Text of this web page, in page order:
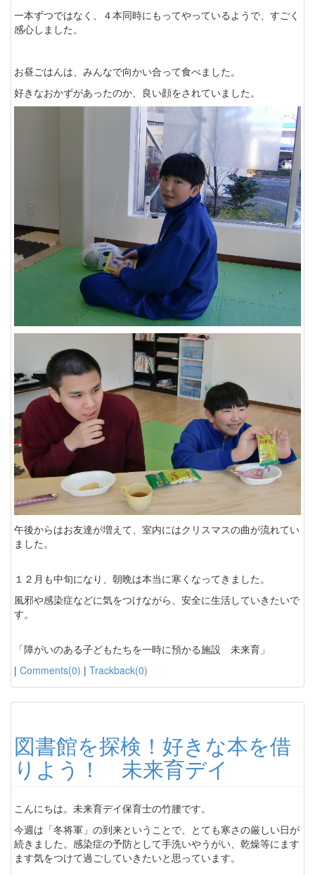
一本ずつではなく、４本同時にもってやっているようで、すごく
感心しました。
お昼ごはんは、みんなで向かい合って食べました。
好きなおかずがあったのか、良い顔をされていました。
午後からはお友達が増えて、室内にはクリスマスの曲が流れてい
ました。
１２月も中旬になり、朝晩は本当に寒くなってきました。
風邪や感染症などに気をつけながら、安全に生活していきたいで
す。
「障がいのある子どもたちを一時に預かる施設 未来育」
| Comments(0) | Trackback(0)
図書館を探検！好きな本を借
りよう！ 未来育デイ
こんにちは。未来育デイ保育士の竹腰です。
今週は「冬将軍」の到来ということで、とても寒さの厳しい日が
続きました。感染症の予防として手洗いやうがい、乾燥等にます
ます気をつけて過ごしていきたいと思っています。